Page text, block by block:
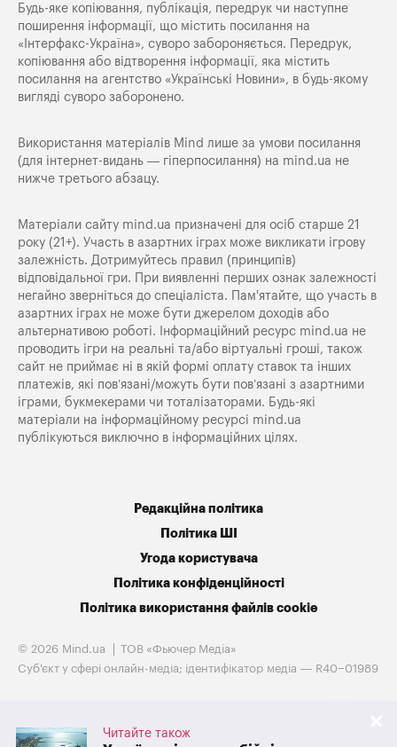
Читайте також
Будь-яке копiювання, публiкацiя, передрук чи наступне
поширення iнформацiї, що мiстить посилання на
«Iнтерфакс-Україна», суворо забороняється. Передрук,
копіювання або відтворення інформації, яка містить
посилання на агентство «Українські Новини», в будь-якому
вигляді суворо заборонено.
Використання матеріалів Mind лише за умови посилання
(для інтернет-видань — гіперпосилання) на mind.ua не
нижче третього абзацу.
Матеріали сайту mind.ua призначені для осіб старше 21
року (21+). Участь в азартних іграх може викликати ігрову
залежність. Дотримуйтесь правил (принципів)
відповідальної гри. При виявленні перших ознак залежності
негайно зверніться до спеціаліста. Пам'ятайте, що участь в
азартних іграх не може бути джерелом доходів або
альтернативою роботі. Інформаційний ресурс mind.ua не
проводить ігри на реальні та/або віртуальні гроші, також
сайт не приймає ні в якій формі оплату ставок та інших
платежів, які пов’язані/можуть бути пов’язані з азартними
іграми, букмекерами чи тоталізаторами. Будь-які
матеріали на інформаційному ресурсі mind.ua
публікуються виключно в інформаційних цілях.
Редакційна політика
Політика ШІ
Угода користувача
Політика конфіденційності
Політика використання файлів cookie
© 2026 Mind.ua
ТОВ «Фьючер Медiа»
Cуб'єкт у сфері онлайн-медіа; ідентифікатор медіа — R40−01989